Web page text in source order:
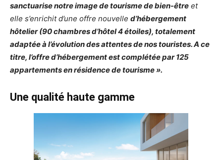
sanctuarise notre image de tourisme de bien-être et
elle s’enrichit d’une offre nouvelle d’hébergement
hôtelier (90 chambres d’hôtel 4 étoiles), totalement
adaptée à l’évolution des attentes de nos touristes. A ce
titre, l’offre d’hébergement est complétée par 125
appartements en résidence de tourisme ».
Une qualité haute gamme